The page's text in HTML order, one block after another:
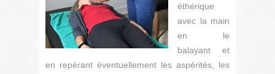
éthérique
avec la main
en le
balayant et
en repérant éventuellement les aspérités, les